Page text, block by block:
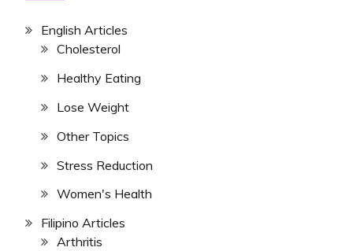
English Articles
Cholesterol
Healthy Eating
Lose Weight
Other Topics
Stress Reduction
Women's Health
Filipino Articles
Arthritis